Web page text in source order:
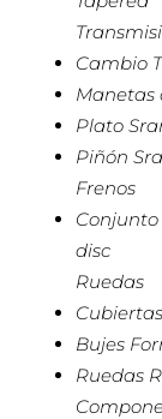
Cambio
Manetas
Plato
Piñón
Frenos
Conjunto
disc
Ruedas
Bujes
Ruedas